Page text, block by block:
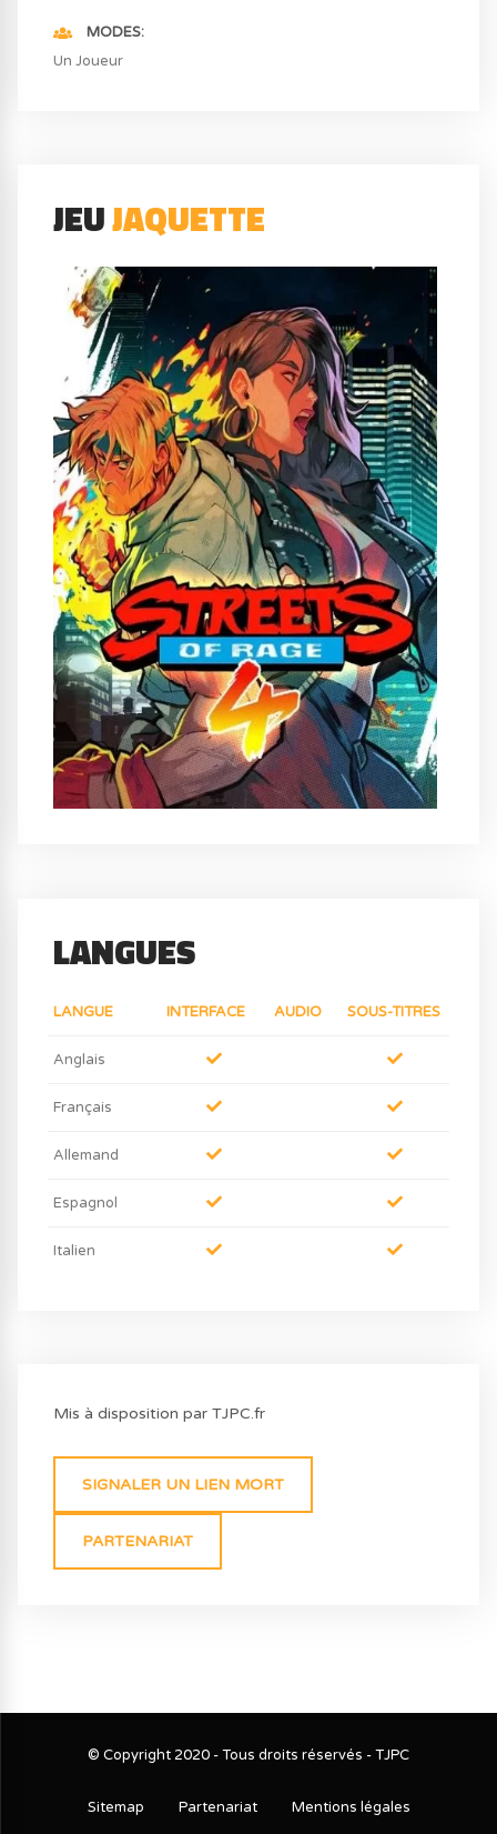
MODES
Un Joueur
JEUJAQUETTE
LANGUES
LANGUE INTERFACE AUDIO SOUS-TITRES
Anglais
Français
Allemand
Espagnol
Italien
Mis à disposition par TJPC.fr
SIGNALER UN LIEN MORT
PARTENARIAT
© Copyright 2020 - Tous droits réservés - TJPC
Sitemap Partenariat Mentions légales